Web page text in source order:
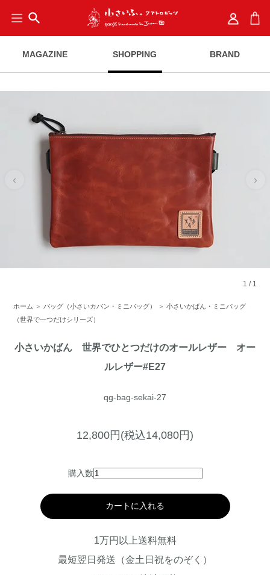
search
MAGAZINE SHOPPING BRAND
‹ ›
1 / 1
ホーム ＞ バッグ（小さいカバン・ミニバッグ） ＞小さいかばん・ミニバッグ
（世界で一つだけシリーズ）
小さいかばん 世界でひとつだけのオールレザー オー
ルレザー#E27
qg-bag-sekai-27
12,800円(税込14,080円)
購入数
カートに入れる
1万円以上送料無料
最短翌日発送（金土日祝をのぞく）